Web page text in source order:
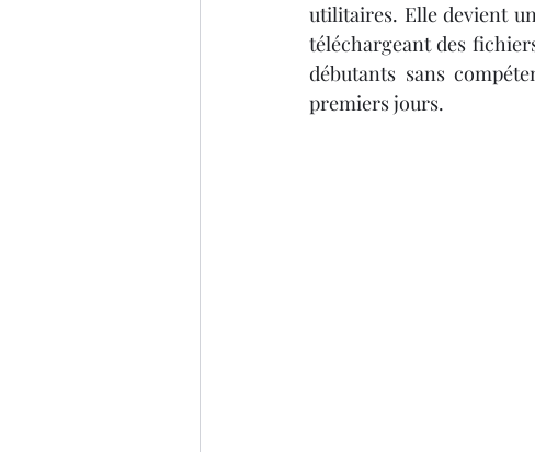
utilitaires. Elle devient
téléchargeant des
débutants sans
premiers jours.